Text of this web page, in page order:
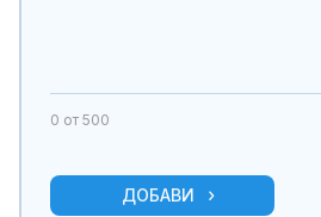
0 от 500
ДОБАВИ